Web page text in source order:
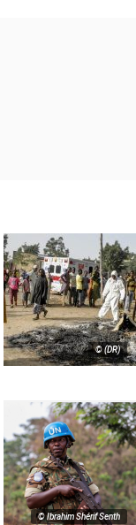
© (DR)
© Ibrahim Shérif Senth